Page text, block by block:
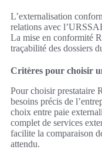
L’externalisation
relations avec
La mise en conformité
traçabilité des dossiers
Critères pour choisir
Pour choisir prestataire
besoins précis de
choix entre paie
complet de services
facilite la comparaison
attendu.